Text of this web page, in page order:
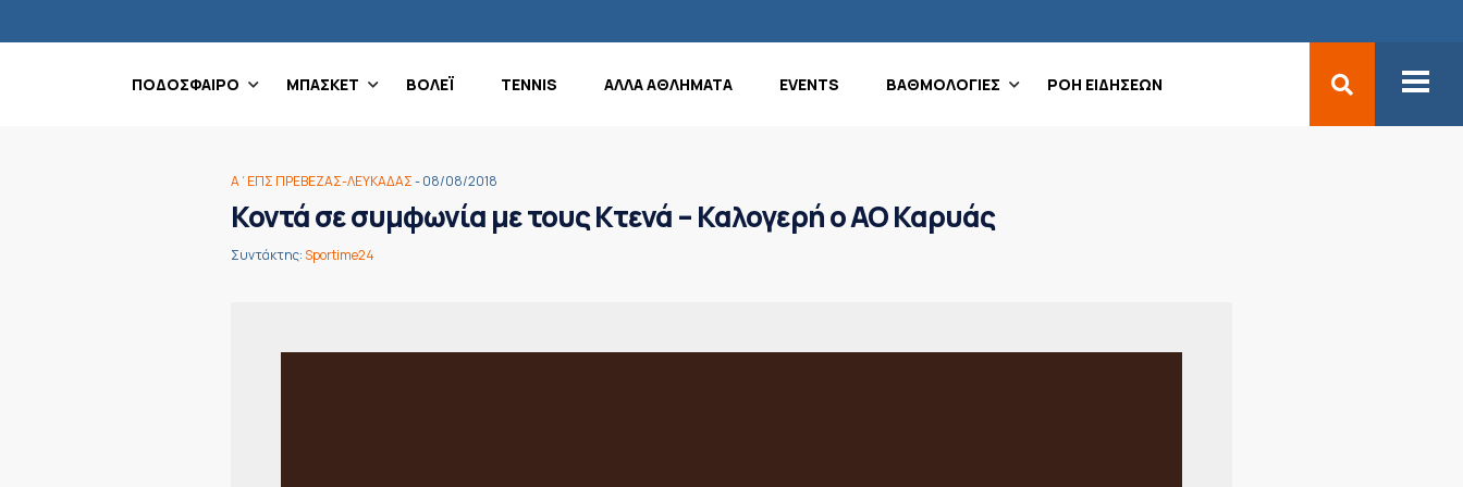
ΠΟΔΟΣΦΑΙΡΟ ΜΠΑΣΚΕΤ ΒΟΛΕΪ TENNIS ΑΛΛΑ ΑΘΛΗΜΑΤΑ EVENTS ΒΑΘΜΟΛΟΓΙΕΣ ΡΟΗ ΕΙΔΗΣΕΩΝ
Α΄ΕΠΣ ΠΡΕΒΕΖΑΣ-ΛΕΥΚΑΔΑΣ- 08/08/2018
Κοντά σε συμφωνία με τους Κτενά – Καλογερή ο ΑΟ Καρυάς
Συντάκτης:Sportime24